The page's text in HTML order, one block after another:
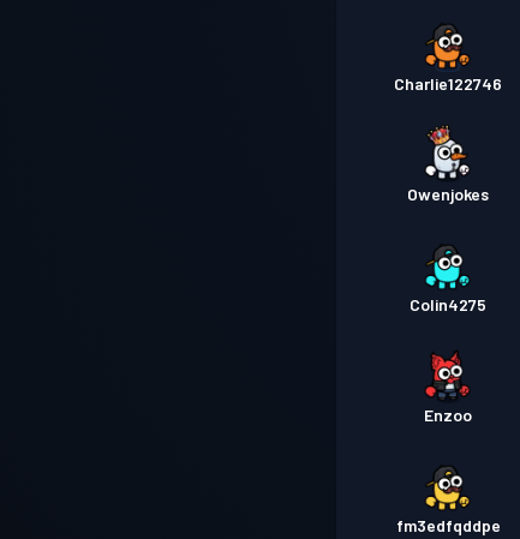
Charlie122746
Owenjokes
Colin4275
Enzoo
fm3edfqddpe